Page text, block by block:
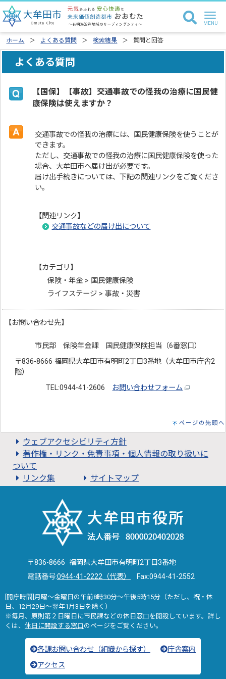
ホーム よくある質問 検索結果 質問と回答
よくある質問
【国保】【事故】交通事故での怪我の治療に国民健
康保険は使えますか？
交通事故での怪我の治療には、国民健康保険を使うことが
できます。
ただし、交通事故での怪我の治療に国民健康保険を使った
場合、大牟田市へ届け出が必要です。
届け出手続きについては、下記の関連リンクをご覧くださ
い。
【関連リンク】
交通事故などの届け出について
【カテゴリ】
保険・年金 > 国民健康保険
ライフステージ > 事故・災害
【お問い合わせ先】
市民部 保険年金課 国民健康保険担当（6番窓口）
〒836-8666 福岡県大牟田市有明町2丁目3番地（大牟田市庁舎2
階）
TEL:0944-41-2606
お問い合わせフォーム
ページの先頭へ
ウェブアクセシビリティ方針
著作権・リンク・免責事項・個人情報の取り扱いに
ついて
リンク集
サイトマップ
〒836-8666 福岡県大牟田市有明町2丁目3番地
電話番号:0944-41-2222（代表） Fax:0944-41-2552
[開庁時間]月曜～金曜日の午前8時30分～午後5時15分（ただし、祝・休
日、12月29日～翌年1月3日を除く）
※毎月、原則第２日曜日に市民課などの休日窓口を開設しています。詳し
くは、 休日に開設する窓口のページをご覧ください。
各課お問い合わせ（組織から探す）
庁舎案内
アクセス